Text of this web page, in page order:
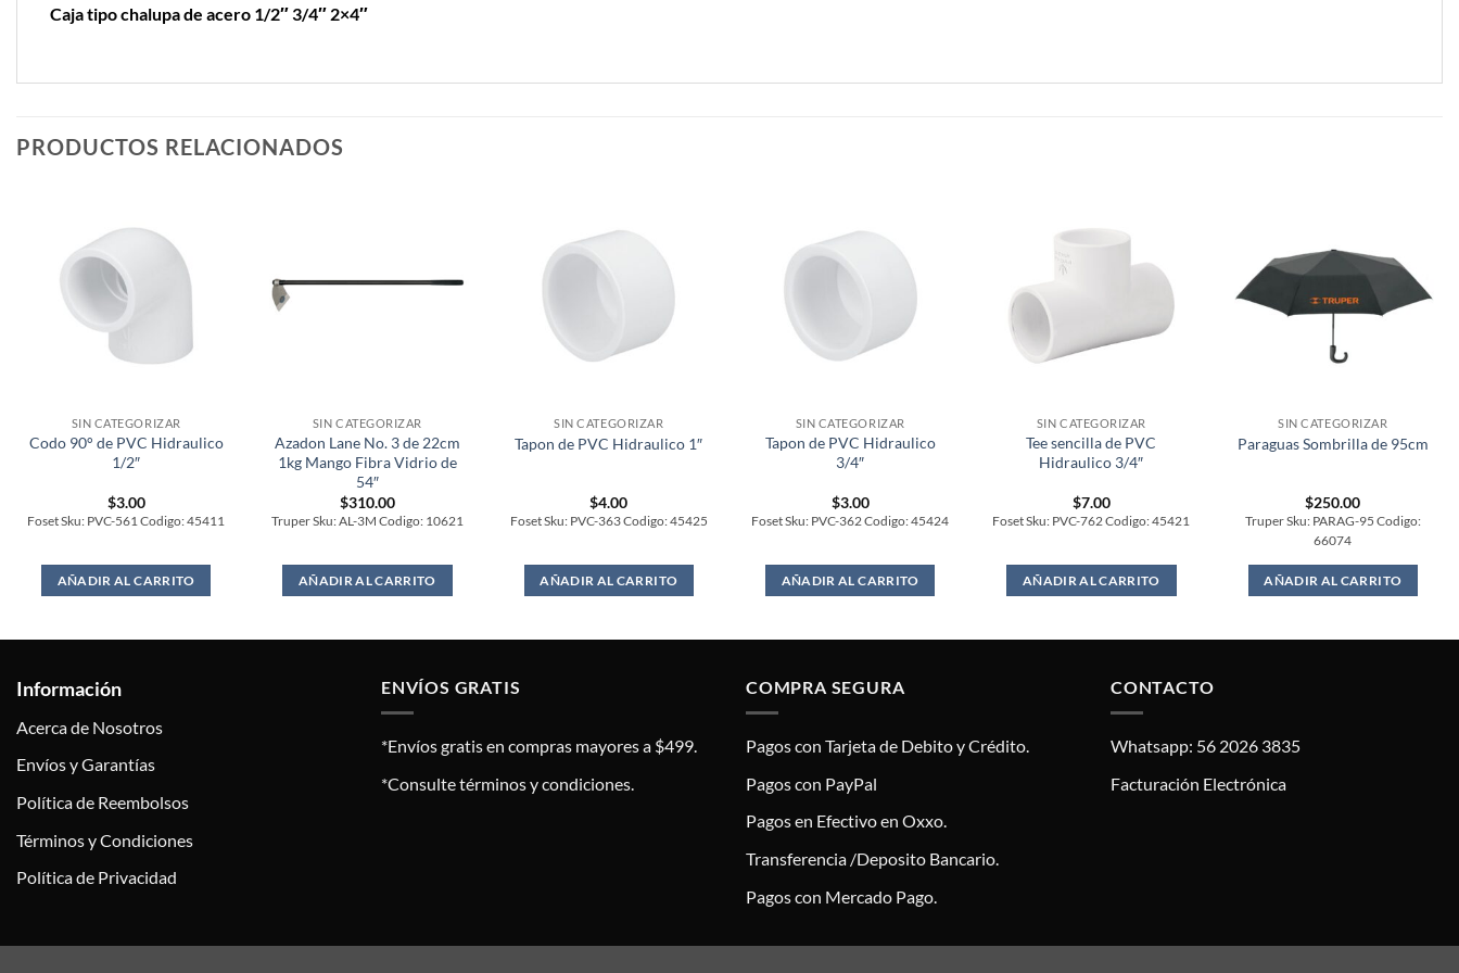
Caja tipo chalupa de acero 1/2″ 3/4″ 2×4″
PRODUCTOS RELACIONADOS
SIN CATEGORIZAR
Codo 90° de PVC Hidraulico
1/2″
$3.00
Foset Sku: PVC-561 Codigo: 45411
AÑADIR AL CARRITO
SIN CATEGORIZAR
Azadon Lane No. 3 de 22cm
1kg Mango Fibra Vidrio de
54″
$310.00
Truper Sku: AL-3M Codigo: 10621
AÑADIR AL CARRITO
SIN CATEGORIZAR
Tapon de PVC Hidraulico 1″
$4.00
Foset Sku: PVC-363 Codigo: 45425
AÑADIR AL CARRITO
SIN CATEGORIZAR
Tapon de PVC Hidraulico
3/4″
$3.00
Foset Sku: PVC-362 Codigo: 45424
AÑADIR AL CARRITO
SIN CATEGORIZAR
Tee sencilla de PVC
Hidraulico 3/4″
$7.00
Foset Sku: PVC-762 Codigo: 45421
AÑADIR AL CARRITO
SIN CATEGORIZAR
Paraguas Sombrilla de 95cm
$250.00
Truper Sku: PARAG-95 Codigo:
66074
AÑADIR AL CARRITO
Información
Acerca de Nosotros
Envíos y Garantías
Política de Reembolsos
Términos y Condiciones
Política de Privacidad
ENVÍOS GRATIS
*Envíos gratis en compras mayores a $499.
*Consulte términos y condiciones.
COMPRA SEGURA
Pagos con Tarjeta de Debito y Crédito.
Pagos con PayPal
Pagos en Efectivo en Oxxo.
Transferencia /Deposito Bancario.
Pagos con Mercado Pago.
CONTACTO
Whatsapp: 56 2026 3835
Facturación Electrónica